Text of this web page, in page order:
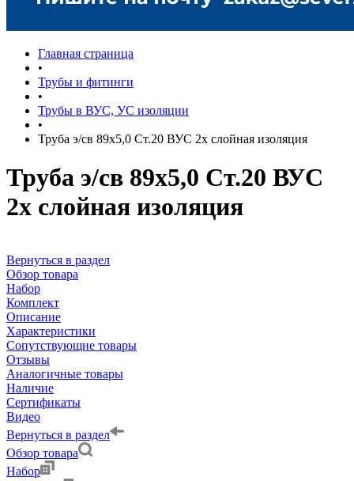
Главная страница
•
Трубы и фитинги
•
Трубы в ВУС, УС изоляции
•
Труба э/св 89х5,0 Ст.20 ВУС 2х слойная изоляция
Труба э/св 89х5,0 Ст.20 ВУС
2х слойная изоляция
Вернуться в раздел
Обзор товара
Набор
Комплект
Описание
Характеристики
Сопутствующие товары
Отзывы
Аналогичные товары
Наличие
Сертификаты
Видео
Вернуться в раздел
Обзор товара
Набор